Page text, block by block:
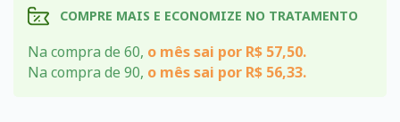
COMPRE MAIS E ECONOMIZE NO TRATAMENTO
Na compra de 60, o mês sai por R$ 57,50.
Na compra de 90, o mês sai por R$ 56,33.